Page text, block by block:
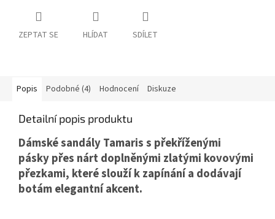
ZEPTAT SE HLÍDAT SDÍLET
Popis Podobné (4) Hodnocení Diskuze
Detailní popis produktu
Dámské sandály Tamaris s překříženými
páskypřes nárt doplněnými zlatými kovovými
přezkami, které slouží k zapínání a dodávají
botám elegantní akcent.